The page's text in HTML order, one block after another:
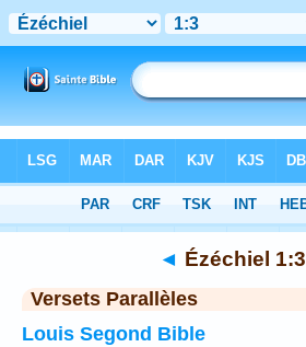
Chapitre 1 > Verset 3
◄ Ézéchiel 1:3
Versets Parallèles
Louis Segond Bible